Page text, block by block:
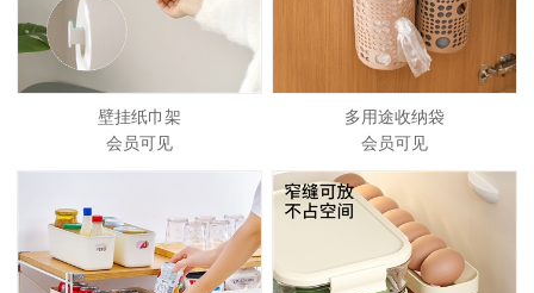
壁挂纸巾架
会员可见
多用途收纳袋
会员可见